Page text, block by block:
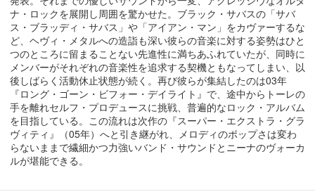
ナ・ロックを展開し周囲を驚かせた。ブラック・サバスの「サバ
ス・ブラッディ・サバス」や「アイアン・マン」をカヴァーするな
ど、ヘヴィ・メタルへの造詣も深い彼らの音楽に対する姿勢はひと
つのところに留まることない先進性に満ちあふれていたが、同時に
メンバーがそれぞれの音楽性を追求する契機ともなってしまい、以
後しばらく活動休止状態が続く。再び彼らが集結したのは03年
『ロング・ゴーン・ビフォー・デイライト』で、途中からトーレの
手を離れセルフ・プロデュースに挑戦、普遍的なロック・アルバム
を目指している。この流れは次作の『スーパー・エクストラ・グラ
ヴィティ』（05年）へと引き継がれ、メロディのポップさは変わ
らないままで繊細かつ力強いバンド・サウンドとニーナのヴォーカ
ルが堪能できる。